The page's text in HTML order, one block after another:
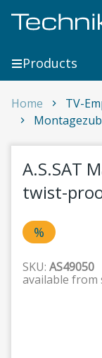
Products
Home TV-
A.S.SAT
A.S.SAT
twist-
%
SKU: AS49050
available from
1